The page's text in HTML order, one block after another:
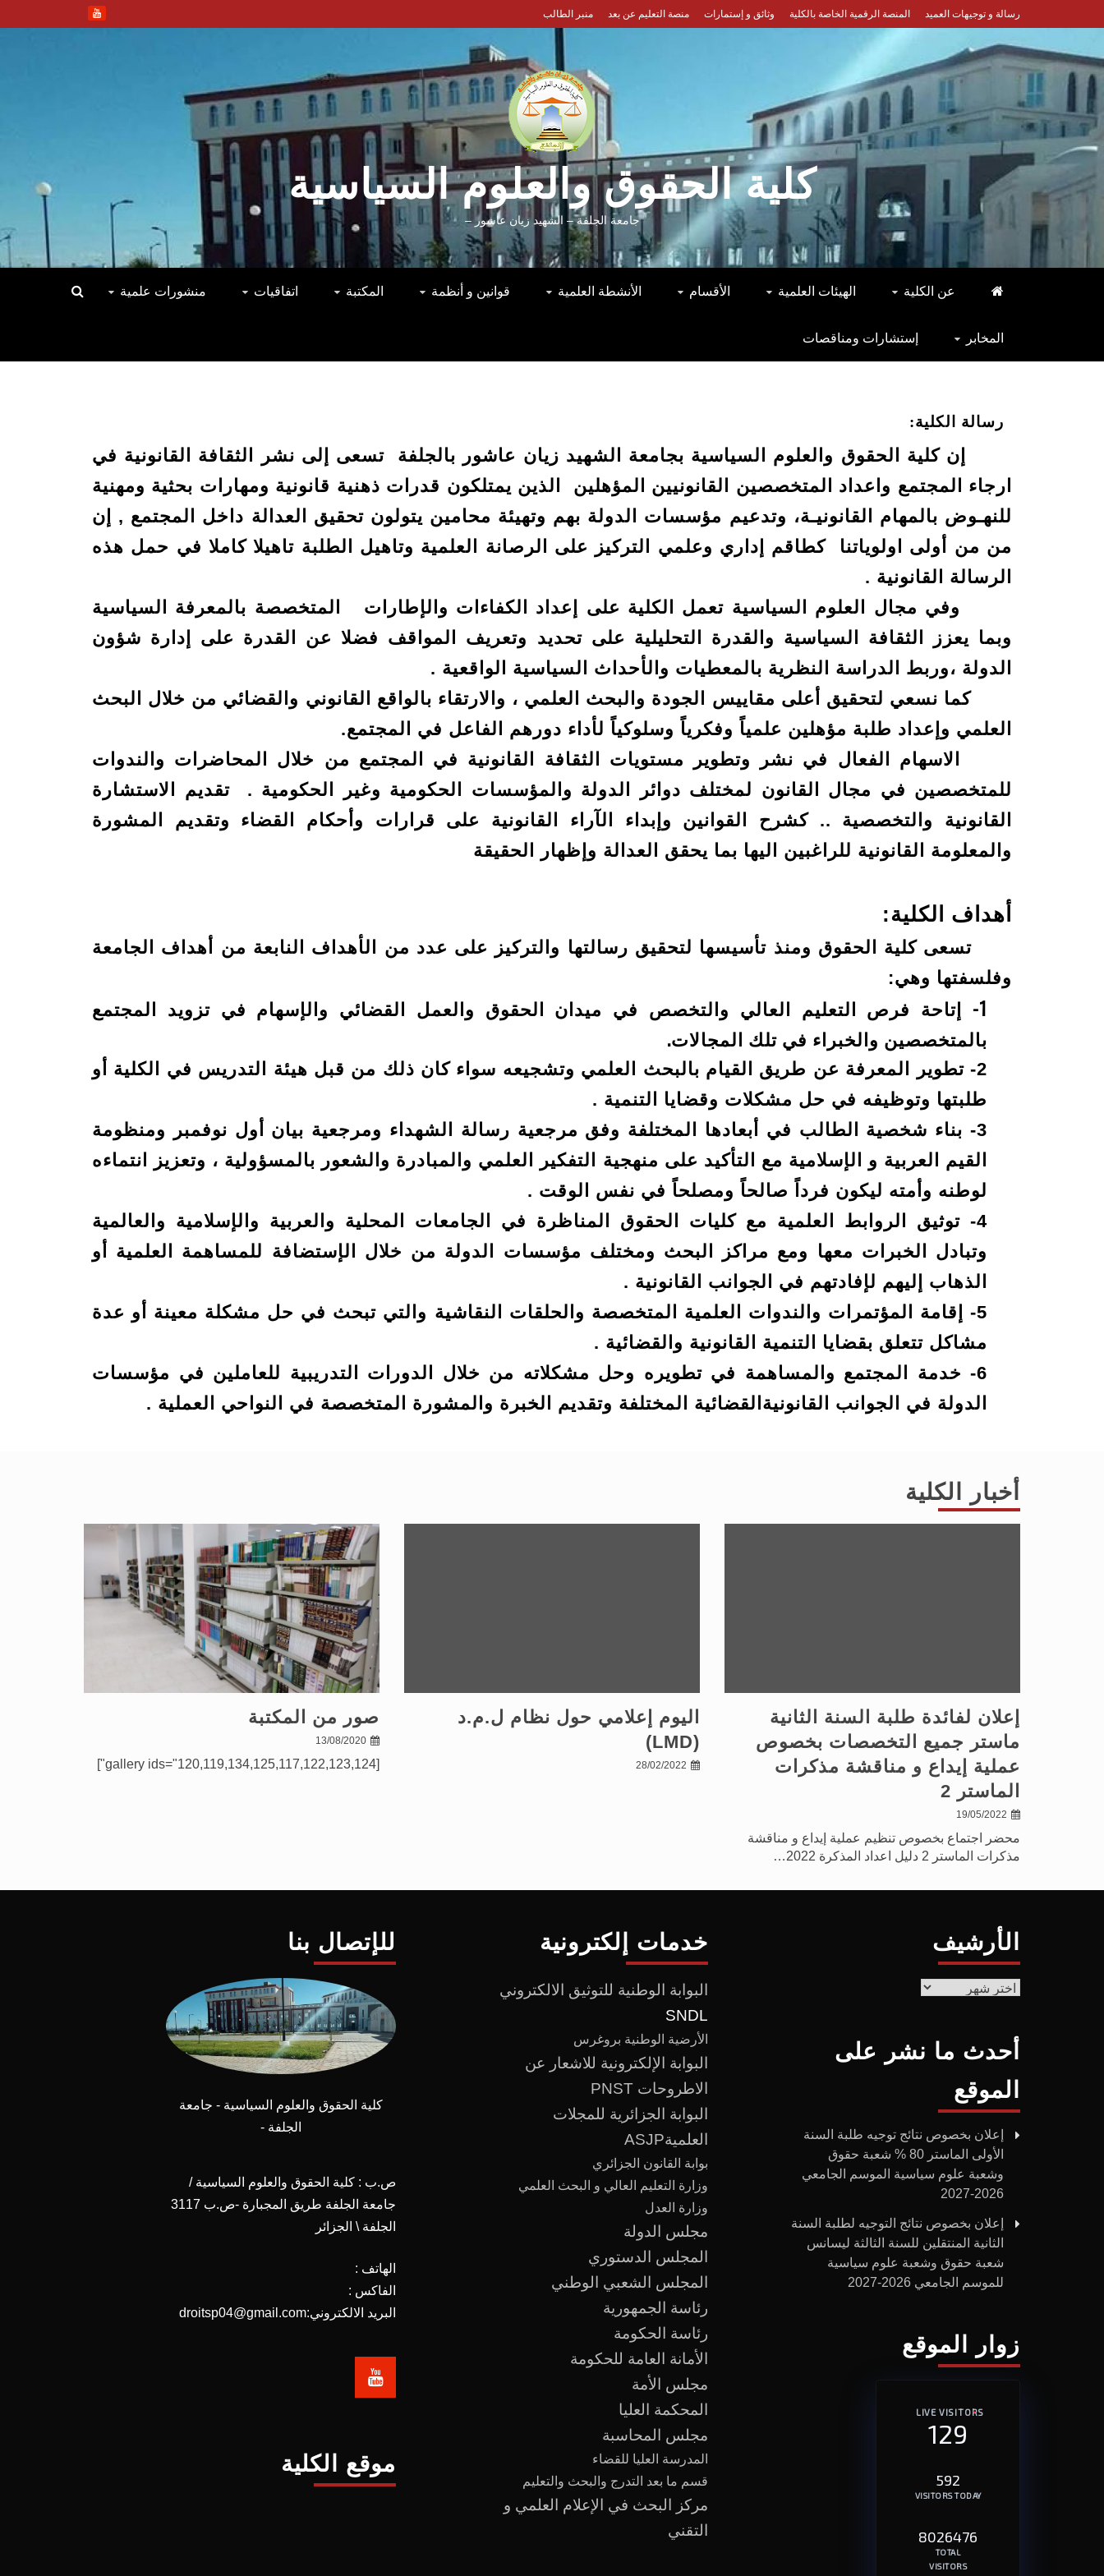
رسالة و توجيهات العميد المنصة الرقمية الخاصة بالكلية وثائق و إستمارات منصة التعليم عن بعد منبر الطالب
كلية الحقوق والعلوم السياسية
جامعة الجلفة – الشهيد زيان عاشور –
عن الكلية الهيئات العلمية الأقسام الأنشطة العلمية قوانين و أنظمة المكتبة اتفاقيات منشورات علمية
المخابر إستشارات ومناقصات
رسالة الكلية:
إن كلية الحقوق والعلوم السياسية بجامعة الشهيد زيان عاشور بالجلفة تسعى إلى نشر الثقافة القانونية في
ارجاء المجتمع واعداد المتخصصين القانونيين المؤهلين الذين يمتلكون قدرات ذهنية قانونية ومهارات بحثية ومهنية
للنهـوض بالمهام القانونيـة، وتدعيم مؤسسات الدولة بهم وتهيئة محامين يتولون تحقيق العدالة داخل المجتمع , إن
من من أولى اولوياتنا كطاقم إداري وعلمي التركيز على الرصانة العلمية وتاهيل الطلبة تاهيلا كاملا في حمل هذه
الرسالة القانونية .
وفي مجال العلوم السياسية تعمل الكلية على إعداد الكفاءات والإطارات المتخصصة بالمعرفة السياسية
وبما يعزز الثقافة السياسية والقدرة التحليلية على تحديد وتعريف المواقف فضلا عن القدرة على إدارة شؤون
الدولة ،وربط الدراسة النظرية بالمعطيات والأحداث السياسية الواقعية .
كما نسعي لتحقيق أعلى مقاييس الجودة والبحث العلمي ، والارتقاء بالواقع القانوني والقضائي من خلال البحث
العلمي وإعداد طلبة مؤهلين علمياً وفكرياً وسلوكياً لأداء دورهم الفاعل في المجتمع.
الاسهام الفعال في نشر وتطوير مستويات الثقافة القانونية في المجتمع من خلال المحاضرات والندوات
للمتخصصين في مجال القانون لمختلف دوائر الدولة والمؤسسات الحكومية وغير الحكومية . تقديم الاستشارة
القانونية والتخصصية .. كشرح القوانين وإبداء الآراء القانونية على قرارات وأحكام القضاء وتقديم المشورة
والمعلومة القانونية للراغبين اليها بما يحقق العدالة وإظهار الحقيقة
أهداف الكلية:
تسعى كلية الحقوق ومنذ تأسيسها لتحقيق رسالتها والتركيز على عدد من الأهداف النابعة من أهداف الجامعة
وفلسفتها وهي:
1- إتاحة فرص التعليم العالي والتخصص في ميدان الحقوق والعمل القضائي والإسهام في تزويد المجتمع
بالمتخصصين والخبراء في تلك المجالات.
2- تطوير المعرفة عن طريق القيام بالبحث العلمي وتشجيعه سواء كان ذلك من قبل هيئة التدريس في الكلية أو
طلبتها وتوظيفه في حل مشكلات وقضايا التنمية .
3- بناء شخصية الطالب في أبعادها المختلفة وفق مرجعية رسالة الشهداء ومرجعية بيان أول نوفمبر ومنظومة
القيم العربية و الإسلامية مع التأكيد على منهجية التفكير العلمي والمبادرة والشعور بالمسؤولية ، وتعزيز انتماءه
لوطنه وأمته ليكون فرداً صالحاً ومصلحاً في نفس الوقت .
4- توثيق الروابط العلمية مع كليات الحقوق المناظرة في الجامعات المحلية والعربية والإسلامية والعالمية
وتبادل الخبرات معها ومع مراكز البحث ومختلف مؤسسات الدولة من خلال الإستضافة للمساهمة العلمية أو
الذهاب إليهم لإفادتهم في الجوانب القانونية .
5- إقامة المؤتمرات والندوات العلمية المتخصصة والحلقات النقاشية والتي تبحث في حل مشكلة معينة أو عدة
مشاكل تتعلق بقضايا التنمية القانونية والقضائية .
6- خدمة المجتمع والمساهمة في تطويره وحل مشكلاته من خلال الدورات التدريبية للعاملين في مؤسسات
الدولة في الجوانب القانونيةالقضائية المختلفة وتقديم الخبرة والمشورة المتخصصة في النواحي العملية .
أخبار الكلية
إعلان لفائدة طلبة السنة الثانية
ماستر جميع التخصصات بخصوص
عملية إيداع و مناقشة مذكرات
الماستر 2
19/05/2022
محضر اجتماع بخصوص تنظيم عملية إيداع و مناقشة
مذكرات الماستر 2 دليل اعداد المذكرة 2022…
اليوم إعلامي حول نظام ل.م.د
(LMD)
28/02/2022
صور من المكتبة
13/08/2020
[gallery ids="120,119,134,125,117,122,123,124"]
الأرشيف
أحدث ما نشر على
الموقع
إعلان بخصوص نتائج توجيه طلبة السنة
الأولى الماستر 80 % شعبة حقوق
وشعبة علوم سياسية الموسم الجامعي
2026-2027
إعلان بخصوص نتائج التوجيه لطلبة السنة
الثانية المنتقلين للسنة الثالثة ليسانس
شعبة حقوق وشعبة علوم سياسية
للموسم الجامعي 2026-2027
زوار الموقع
LIVE VISITORS
129
592
VISITORS TODAY
8026476
TOTAL
VISITORS
خدمات إلكترونية
البوابة الوطنية للتوثيق الالكتروني
SNDL
الأرضية الوطنية بروغرس
البوابة الإلكترونية للاشعار عن
الاطروحات PNST
البوابة الجزائرية للمجلات
العلميةASJP
بوابة القانون الجزائري
وزارة التعليم العالي و البحث العلمي
وزارة العدل
مجلس الدولة
المجلس الدستوري
المجلس الشعبي الوطني
رئاسة الجمهورية
رئاسة الحكومة
الأمانة العامة للحكومة
مجلس الأمة
المحكمة العليا
مجلس المحاسبة
المدرسة العليا للقضاء
قسم ما بعد التدرج و البحث والتعليم
مركز البحث في الإعلام العلمي و
التقني
للإتصال بنا
كلية الحقوق والعلوم السياسية - جامعة
الجلفة -
ص.ب : كلية الحقوق والعلوم السياسية /
جامعة الجلفة طريق المجبارة -ص.ب 3117
الجلفة \ الجزائر
الهاتف :
الفاكس :
البريد الالكتروني:droitsp04@gmail.com
موقع الكلية